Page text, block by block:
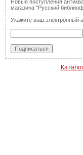
Новые поступления
магазина "Русский
Укажите ваш электронный
Каталог